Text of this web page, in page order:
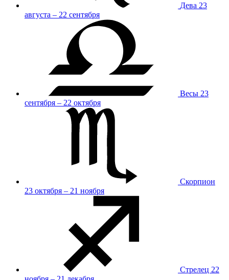
Дева 23
августа – 22 сентября
Весы 23
сентября – 22 октября
Скорпион
23 октября – 21 ноября
Стрелец 22